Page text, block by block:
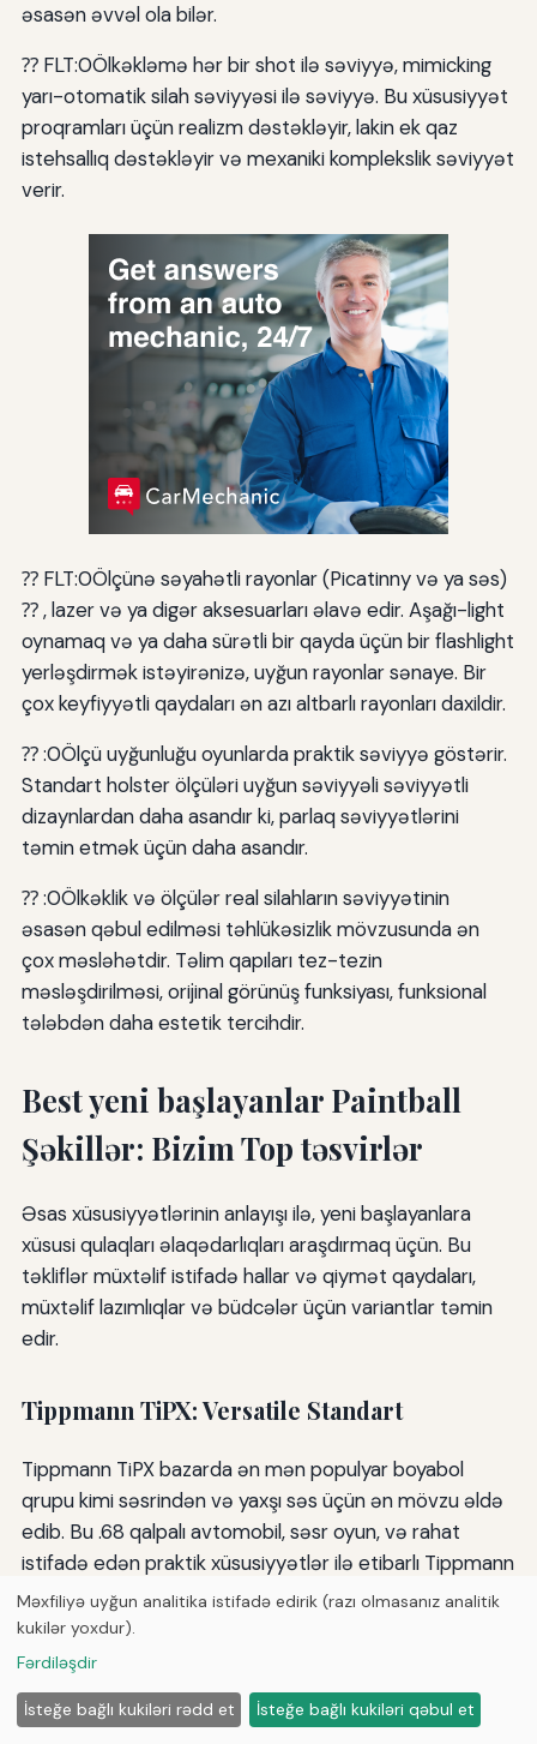
əsasən əvvəl ola bilər.
⁇ FLT:0Ölkəkləmə hər bir shot ilə səviyyə, mimicking
yarı-otomatik silah səviyyəsi ilə səviyyə. Bu xüsusiyyət
proqramları üçün realizm dəstəkləyir, lakin ek qaz
istehsallıq dəstəkləyir və mexaniki komplekslik səviyyət
verir.
⁇ FLT:0Ölçünə səyahətli rayonlar (Picatinny və ya səs)
⁇ , lazer və ya digər aksesuarları əlavə edir. Aşağı-light
oynamaq və ya daha sürətli bir qayda üçün bir flashlight
yerləşdirmək istəyirənizə, uyğun rayonlar sənaye. Bir
çox keyfiyyətli qaydaları ən azı altbarlı rayonları daxildir.
⁇ :0Ölçü uyğunluğu oyunlarda praktik səviyyə göstərir.
Standart holster ölçüləri uyğun səviyyəli səviyyətli
dizaynlardan daha asandır ki, parlaq səviyyətlərini
təmin etmək üçün daha asandır.
⁇ :0Ölkəklik və ölçülər real silahların səviyyətinin
əsasən qəbul edilməsi təhlükəsizlik mövzusunda ən
çox məsləhətdir. Təlim qapıları tez-tezin
məsləşdirilməsi, orijinal görünüş funksiyası, funksional
tələbdən daha estetik tercihdir.
Best yeni başlayanlar Paintball
Şəkillər: Bizim Top təsvirlər
Əsas xüsusiyyətlərinin anlayışı ilə, yeni başlayanlara
xüsusi qulaqları əlaqədarlıqları araşdırmaq üçün. Bu
təkliflər müxtəlif istifadə hallar və qiymət qaydaları,
müxtəlif lazımlıqlar və büdcələr üçün variantlar təmin
edir.
Tippmann TiPX: Versatile Standart
Tippmann TiPX bazarda ən mən populyar boyabol
qrupu kimi səsrindən və yaxşı səs üçün ən mövzu əldə
edib. Bu .68 qalpalı avtomobil, səsr oyun, və rahat
istifadə edən praktik xüsusiyyətlər ilə etibarlı Tippmann
mühüməssisə birləşdirir.
⁇ :0Ölçülük və etibarlılıq TiPX təcrübəsini təyin edir.
Tippmann, davamlı, qarşılıqlı markerlərinə səsləndirdi və
TiPX o sənayeyini dəyişdirir. Silahın standartını .68
Məxfiliyə uyğun analitika istifadə edirik (razı olmasanız analitik
kukilər yoxdur).
Fərdiləşdir
İsteğe bağlı kukiləri rədd et İsteğe bağlı kukiləri qəbul et